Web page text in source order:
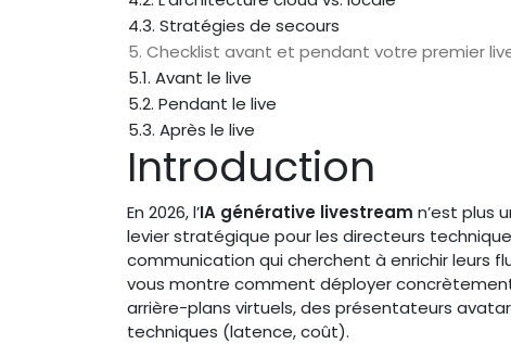
4.3. Stratégies de secours
5. Checklist avant et pendant votre premier
5.1. Avant le live
5.2. Pendant le live
5.3. Après le live
Introduction
En 2026, l’IA générative livestream n’est plus
levier stratégique pour les directeurs
communication qui cherchent à enrichir leurs
vous montre comment déployer
arrière-plans virtuels, des présentateurs
techniques (latence, coût).